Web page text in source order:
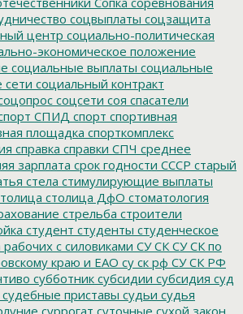
соцвыплаты соцзащита
центр социально-политическая
экономическое положение
социальные выплаты социальные
сети социальный контракт
соцсети соя спасатели
СПИД спорт спортивная
площадка спорткомплекс
справка справки СПЧ среднее
зарплата срок годности СССР старый
стела стимулирующие выплаты
столица ДфО стоматология
стрельба строители
студент студенты студенческое
с силовиками СУ СК СУ СК по
краю и ЕАО су ск рф СУ СК РФ
субботник субсидии субсидия суд
судебные приставы судьи судья
суррогат суточные сухой закон